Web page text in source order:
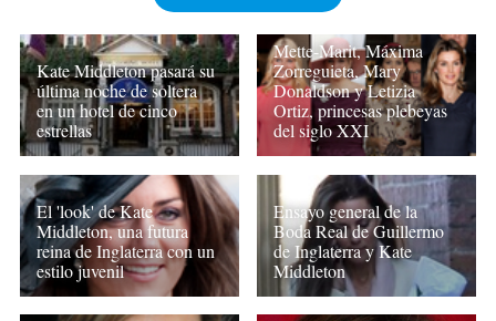
Kate Middleton pasará su
última noche de soltera
en un hotel de cinco
estrellas
Mette-Marit, Máxima
Zorreguieta, Mary
Donaldson y Letizia
Ortiz, princesas plebeyas
del siglo XXI
El 'look' de Kate
Middleton, una futura
reina de Inglaterra con un
estilo juvenil
Ensayo general de la
Boda Real de Guillermo
de Inglaterra y Kate
Middleton